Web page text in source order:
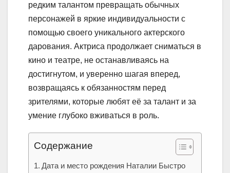
редким талантом превращать обычных
персонажей в яркие индивидуальности с
помощью своего уникального актерского
дарования. Актриса продолжает сниматься в
кино и театре, не останавливаясь на
достигнутом, и уверенно шагая вперед,
возвращаясь к обязанностям перед
зрителями, которые любят её за талант и за
умение глубоко вживаться в роль.
Содержание
Дата и место рождения Наталии Быстро